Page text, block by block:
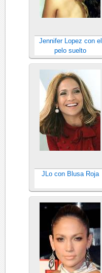
Jennifer Lopez con el
pelo suelto
JLo con Blusa Roja